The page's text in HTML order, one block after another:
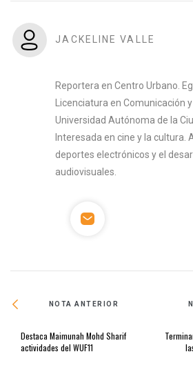
JACKELINE VALLE
Reportera en Centro Urbano.
Licenciatura en Comunicación
Universidad Autónoma de la
Interesada en cine y la cultura.
deportes electrónicos y el
audiovisuales.
NOTA ANTERIOR
Destaca Maimunah Mohd Sharif
actividades del WUF11